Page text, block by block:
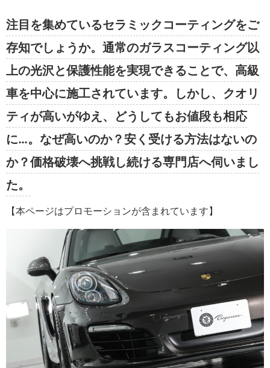
注目を集めているセラミックコーティングをご
存知でしょうか。通常のガラスコーティング以
上の光沢と保護性能を実現できることで、高級
車を中心に施工されています。しかし、クオリ
ティが高いがゆえ、どうしてもお値段も相応
に…。なぜ高いのか？安く受ける方法はないの
か？価格破壊へ挑戦し続ける専門店へ伺いまし
た。
【本ページはプロモーションが含まれています】